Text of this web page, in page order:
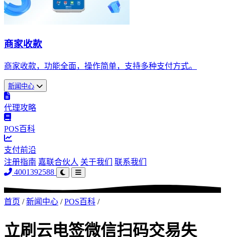
商家收款
商家收款，功能全面，操作简单，支持多种支付方式。
新闻中心
代理攻略
POS百科
支付前沿
注册指南 嘉联合伙人 关于我们
联系我们
4001392588
首页 / 新闻中心 / POS百科 /
立刷云电签微信扫码交易失